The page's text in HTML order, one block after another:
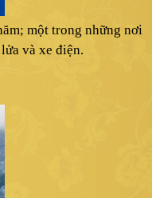
một trong những nơi
và xe điện.